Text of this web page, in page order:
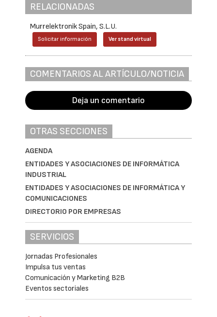
RELACIONADAS
Murrelektronik Spain, S.L.U.
Solicitar información Ver stand virtual
COMENTARIOS AL ARTÍCULO/NOTICIA
Deja un comentario
OTRAS SECCIONES
AGENDA
ENTIDADES Y ASOCIACIONES DE INFORMÁTICA
INDUSTRIAL
ENTIDADES Y ASOCIACIONES DE INFORMÁTICA Y
COMUNICACIONES
DIRECTORIO POR EMPRESAS
SERVICIOS
Jornadas Profesionales
Impulsa tus ventas
Comunicación y Marketing B2B
Eventos sectoriales